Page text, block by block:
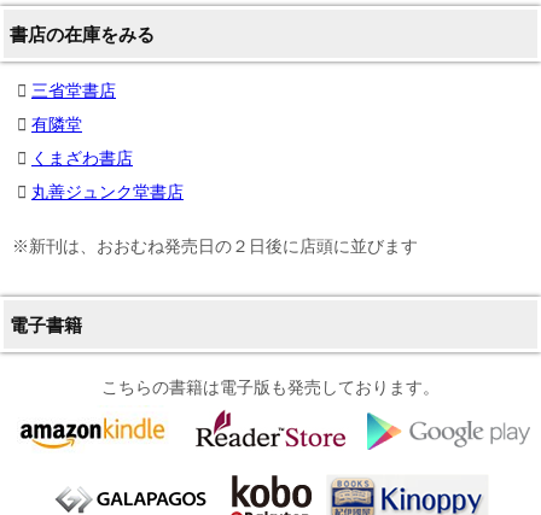
書店の在庫をみる
三省堂書店
有隣堂
くまざわ書店
丸善ジュンク堂書店
※新刊は、おおむね発売日の２日後に店頭に並びます
電子書籍
こちらの書籍は電子版も発売しております。